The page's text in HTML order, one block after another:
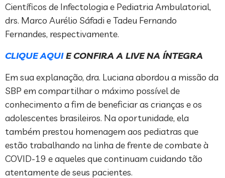
Científicos de Infectologia e Pediatria Ambulatorial,
drs. Marco Aurélio Sáfadi e Tadeu Fernando
Fernandes, respectivamente.
CLIQUE AQUIE CONFIRA A LIVE NA ÍNTEGRA
Em sua explanação, dra. Luciana abordou a missão da
SBP em compartilhar o máximo possível de
conhecimento a fim de beneficiar as crianças e os
adolescentes brasileiros. Na oportunidade, ela
também prestou homenagem aos pediatras que
estão trabalhando na linha de frente de combate à
COVID-19 e aqueles que continuam cuidando tão
atentamente de seus pacientes.